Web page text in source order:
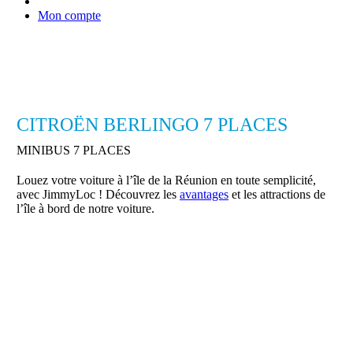
Mon compte
CITROËN BERLINGO 7 PLACES
MINIBUS 7 PLACES
Louez votre voiture à l’île de la Réunion en toute semplicité,
avec JimmyLoc ! Découvrez les avantageset les attractions de
l’île à bord de notre voiture.